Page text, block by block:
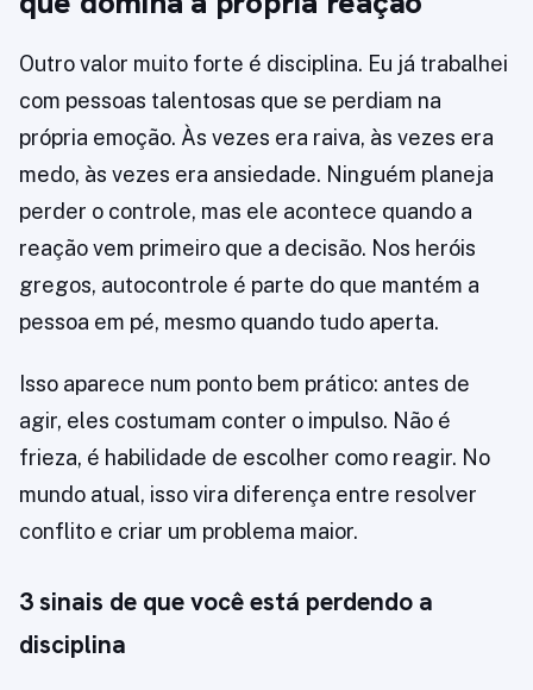
Outro valor muito forte é disciplina. Eu já trabalhei
com pessoas talentosas que se perdiam na
própria emoção. Às vezes era raiva, às vezes era
medo, às vezes era ansiedade. Ninguém planeja
perder o controle, mas ele acontece quando a
reação vem primeiro que a decisão. Nos heróis
gregos, autocontrole é parte do que mantém a
pessoa em pé, mesmo quando tudo aperta.
Isso aparece num ponto bem prático: antes de
agir, eles costumam conter o impulso. Não é
frieza, é habilidade de escolher como reagir. No
mundo atual, isso vira diferença entre resolver
conflito e criar um problema maior.
3 sinais de que você está perdendo a
disciplina